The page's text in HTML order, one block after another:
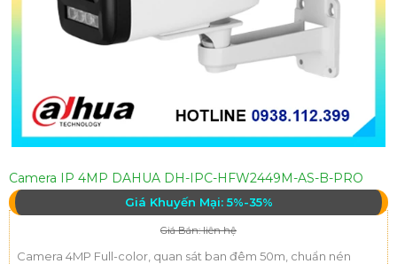
Camera IP 4MP DAHUA DH-IPC-HFW2449M-AS-B-PRO
Giá Khuyến Mại: 5%-35%
Giá Bán: liên hệ
Camera 4MP Full-color, quan sát ban đêm 50m, chuẩn nén